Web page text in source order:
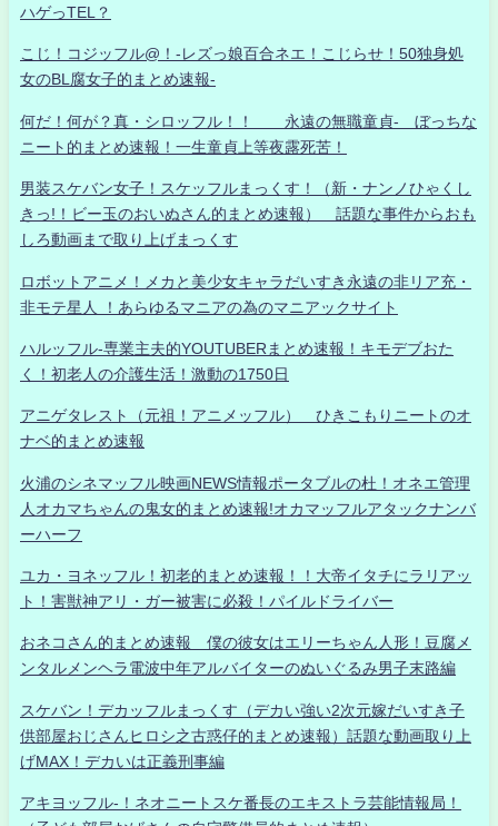
ハゲっTEL？
こじ！コジッフル@！-レズっ娘百合ネエ！こじらせ！50独身処
女のBL腐女子的まとめ速報-
何だ！何が？真・シロッフル！！ 永遠の無職童貞- ぼっちな
ニート的まとめ速報！一生童貞上等夜露死苦！
男装スケバン女子！スケッフルまっくす！（新・ナンノひゃくし
きっ!！ビー玉のおいぬさん的まとめ速報） 話題な事件からおも
しろ動画まで取り上げまっくす
ロボットアニメ！メカと美少女キャラだいすき永遠の非リア充・
非モテ星人 ！あらゆるマニアの為のマニアックサイト
ハルッフル-専業主夫的YOUTUBERまとめ速報！キモデブおた
く！初老人の介護生活！激動の1750日
アニゲタレスト（元祖！アニメッフル） ひきこもりニートのオ
ナベ的まとめ速報
火浦のシネマッフル映画NEWS情報ポータブルの杜！オネエ管理
人オカマちゃんの鬼女的まとめ速報!オカマッフルアタックナンバ
ーハーフ
ユカ・ヨネッフル！初老的まとめ速報！！大帝イタチにラリアッ
ト！害獣神アリ・ガー被害に必殺！パイルドライバー
おネコさん的まとめ速報 僕の彼女はエリーちゃん人形！豆腐メ
ンタルメンヘラ電波中年アルバイターのぬいぐるみ男子末路編
スケバン！デカッフルまっくす（デカい強い2次元嫁だいすき子
供部屋おじさんヒロシ之古惑仔的まとめ速報）話題な動画取り上
げMAX！デカいは正義刑事編
アキヨッフル-！ネオニートスケ番長のエキストラ芸能情報局！